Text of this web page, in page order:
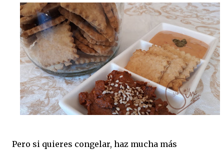
Pero si quieres congelar, haz mucha más